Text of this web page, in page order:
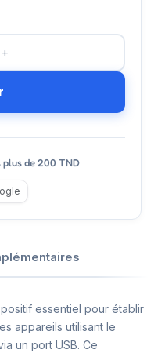
plus de 200 TND
essentiel pour établir
appareils utilisant le
un port USB. Ce